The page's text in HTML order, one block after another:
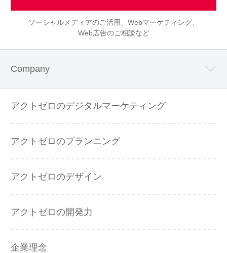
ソーシャルメディアのご活用、Webマーケティング、
Web広告のご相談など
Company
アクトゼロのデジタルマーケティング
アクトゼロのプランニング
アクトゼロのデザイン
アクトゼロの開発力
企業理念